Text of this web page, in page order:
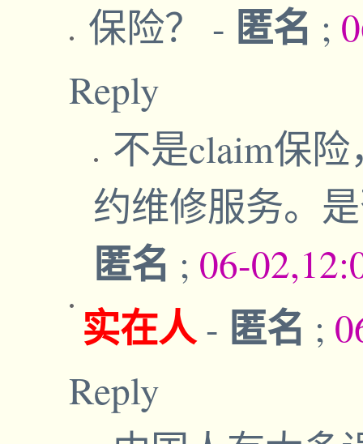
保险？ - 匿名 ;
Reply
不是claim保
约维修服务。
匿名 ; 06-
实在人 - 匿名 ;
Reply